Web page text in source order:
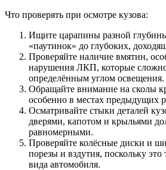
Что проверять при осмотре кузова:
Ищите царапины разной
«паутинок» до глубоких,
Проверяйте наличие вмятин,
нарушения ЛКП, которые
определённым углом освещения.
Обращайте внимание на сколы
особенно в местах предыдущих
Осматривайте стыки деталей
дверями, капотом и крыльями
равномерными.
Проверяйте колёсные диски и
порезы и вздутия, поскольку
вида автомобиля.